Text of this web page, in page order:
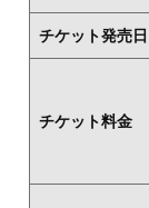
チケット発売日
チケット料金